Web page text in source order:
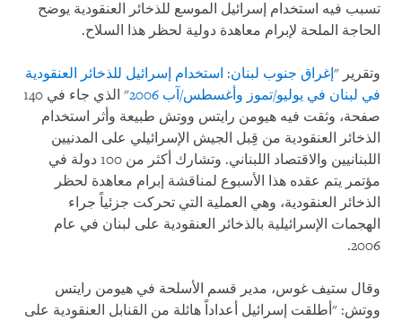
تسبب فيه استخدام إسرائيل الموسع للذخائر العنقودية يوضح
الحاجة الملحة لإبرام معاهدة دولية لحظر هذا السلاح.
وتقرير "إغراق جنوب لبنان: استخدام إسرائيل للذخائر العنقودية
في لبنان في يوليو/تموز وأغسطس/آب 2006
" الذي جاء في 140
صفحة، وثقت فيه هيومن رايتس ووتش طبيعة وأثر استخدام
الذخائر العنقودية من قِبل الجيش الإسرائيلي على المدنيين
اللبنانيين والاقتصاد اللبناني. وتشارك أكثر من 100 دولة في
مؤتمر يتم عقده هذا الأسبوع لمناقشة إبرام معاهدة لحظر
الذخائر العنقودية، وهي العملية التي تحركت جزئياً جراء
الهجمات الإسرائيلية بالذخائر العنقودية على لبنان في عام
2006.
وقال ستيف غوس، مدير قسم الأسلحة في هيومن رايتس
ووتش: "أطلقت إسرائيل أعداداً هائلة من القنابل العنقودية على